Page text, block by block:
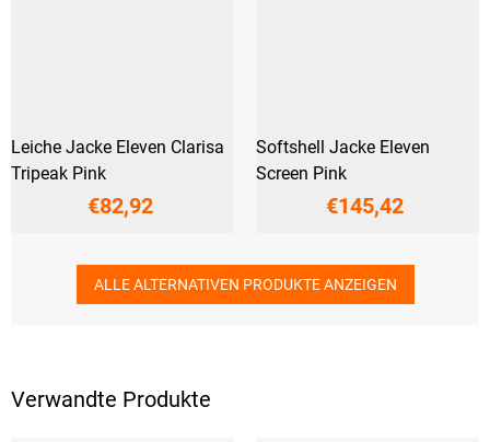
Verwandte Produkte
Leiche Jacke Eleven Clarisa
Tripeak Pink
€82,92
Softshell Jacke Eleven
Screen Pink
€145,42
ALLE ALTERNATIVEN PRODUKTE ANZEIGEN